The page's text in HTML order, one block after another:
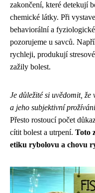
zakončení, které detekují
chemické látky. Při
behaviorální a
pozorujeme u savců.
rychleji, produkují
zažily bolest.
Je důležité si uvědomit,
a jeho subjektivní
Přesto rostoucí počet
cítit bolest a utrpení. Toto
etiku rybolovu a chovu